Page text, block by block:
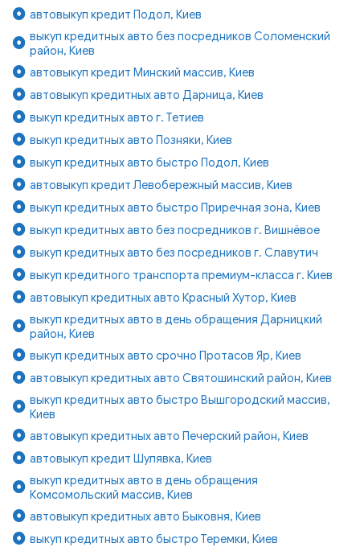
автовыкуп кредит Подол, Киев
выкуп кредитных авто без посредников Соломенский
район, Киев
автовыкуп кредит Минский массив, Киев
автовыкуп кредитных авто Дарница, Киев
выкуп кредитных авто г. Тетиев
выкуп кредитных авто Позняки, Киев
выкуп кредитных авто быстро Подол, Киев
автовыкуп кредит Левобережный массив, Киев
выкуп кредитных авто быстро Приречная зона, Киев
выкуп кредитных авто без посредников г. Вишнёвое
выкуп кредитных авто без посредников г. Славутич
выкуп кредитного транспорта премиум-класса г. Киев
автовыкуп кредитных авто Красный Хутор, Киев
выкуп кредитных авто в день обращения Дарницкий
район, Киев
выкуп кредитных авто срочно Протасов Яр, Киев
автовыкуп кредитных авто Святошинский район, Киев
выкуп кредитных авто быстро Вышгородский массив,
Киев
автовыкуп кредитных авто Печерский район, Киев
автовыкуп кредит Шулявка, Киев
выкуп кредитных авто в день обращения
Комсомольский массив, Киев
автовыкуп кредитных авто Быковня, Киев
выкуп кредитных авто быстро Теремки, Киев